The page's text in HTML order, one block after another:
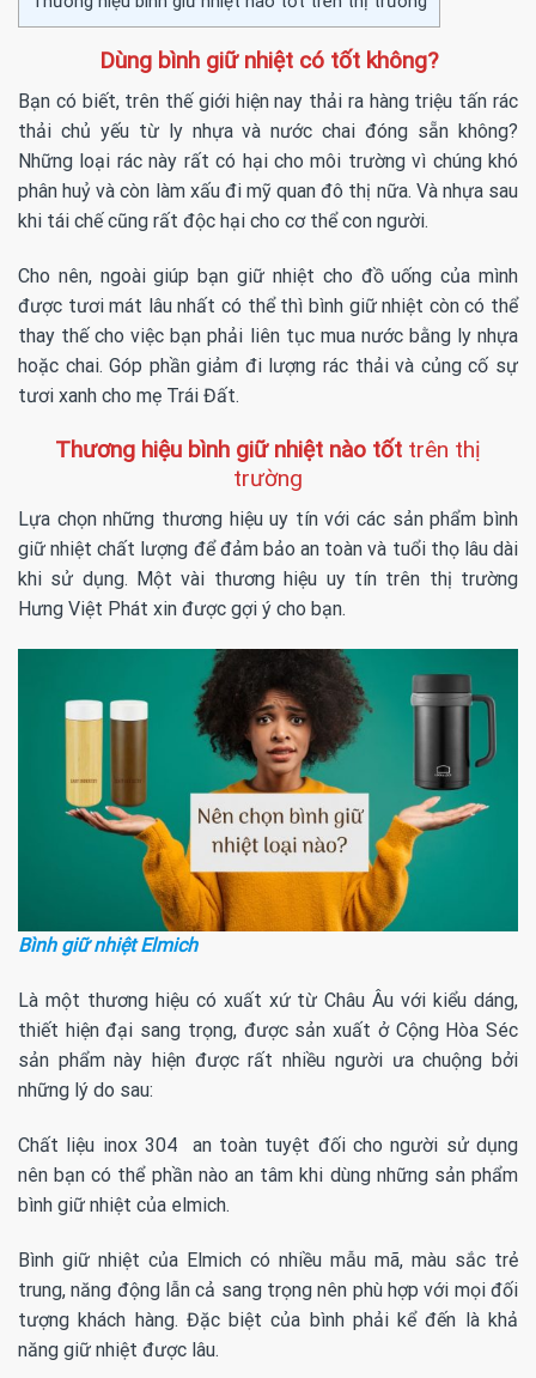
Dùng bình giữ nhiệt có tốt không?
Bạn có biết, trên thế giới hiện nay thải ra hàng triệu tấn rác
thải chủ yếu từ ly nhựa và nước chai đóng sẵn không?
Những loại rác này rất có hại cho môi trường vì chúng khó
phân huỷ và còn làm xấu đi mỹ quan đô thị nữa. Và nhựa sau
khi tái chế cũng rất độc hại cho cơ thể con người.
Cho nên, ngoài giúp bạn giữ nhiệt cho đồ uống của mình
được tươi mát lâu nhất có thể thì bình giữ nhiệt còn có thể
thay thế cho việc bạn phải liên tục mua nước bằng ly nhựa
hoặc chai. Góp phần giảm đi lượng rác thải và củng cố sự
tươi xanh cho mẹ Trái Đất.
Thương hiệu bình giữ nhiệt nào tốt trên thị
trường
Lựa chọn những thương hiệu uy tín với các sản phẩm bình
giữ nhiệt chất lượng để đảm bảo an toàn và tuổi thọ lâu dài
khi sử dụng. Một vài thương hiệu uy tín trên thị trường
Hưng Việt Phát xin được gợi ý cho bạn.
Bình giữ nhiệt Elmich
Là một thương hiệu có xuất xứ từ Châu Âu với kiểu dáng,
thiết hiện đại sang trọng, được sản xuất ở Cộng Hòa Séc
sản phẩm này hiện được rất nhiều người ưa chuộng bởi
những lý do sau:
Chất liệu inox 304 an toàn tuyệt đối cho người sử dụng
nên bạn có thể phần nào an tâm khi dùng những sản phẩm
bình giữ nhiệt của elmich.
Bình giữ nhiệt của Elmich có nhiều mẫu mã, màu sắc trẻ
trung, năng động lẫn cả sang trọng nên phù hợp với mọi đối
tượng khách hàng. Đặc biệt của bình phải kể đến là khả
năng giữ nhiệt được lâu.